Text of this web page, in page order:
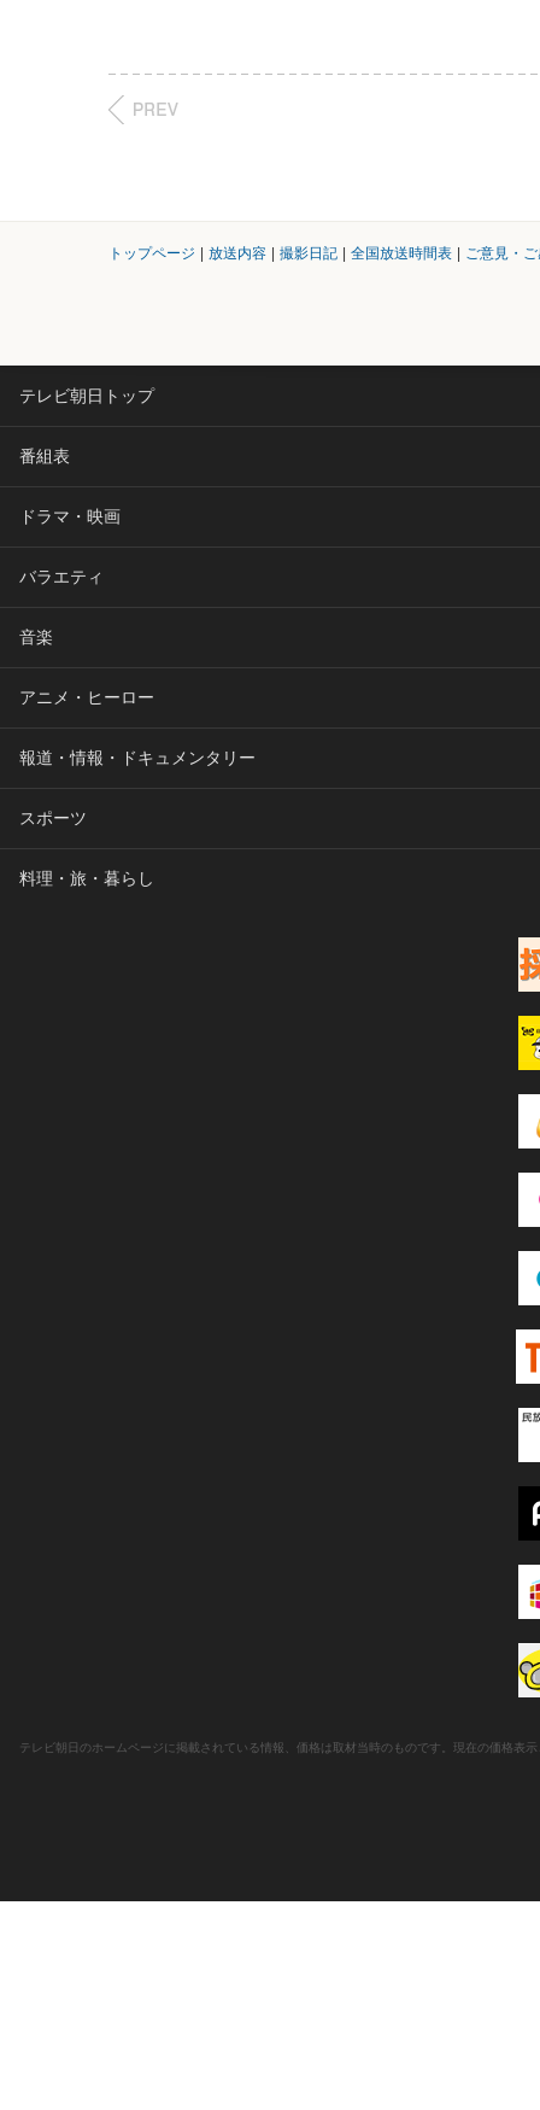
トップページ 放送内容 撮影日記 全国放送時間表 ご意見・
テレビ朝日トップ
番組表
ドラマ・映画
バラエティ
音楽
アニメ・ヒーロー
報道・情報・ドキュメンタリー
スポーツ
料理・旅・暮らし
テレビ朝日のホームページに掲載されている情報、価格は取材当時のものです。現在の価格表